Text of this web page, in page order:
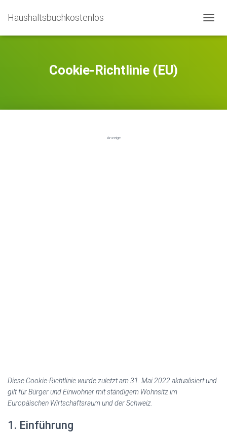
Haushaltsbuchkostenlos
Cookie-Richtlinie (EU)
Anzeige
Diese Cookie-Richtlinie wurde zuletzt am 31. Mai 2022 aktualisiert und
gilt für Bürger und Einwohner mit ständigem Wohnsitz im
Europäischen Wirtschaftsraum und der Schweiz.
1. Einführung